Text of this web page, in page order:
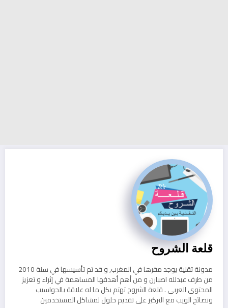
قلعة الشروح
مدونة تقنية يوجد مقرها في المغرب, و قد تم تأسيسها في سنة 2010
من طرف عبدلله اصبارن و من أهم أهدفها المساهمة في إثراء و تعزيز
المحتوى العربي . قلعة الشروح تهتم بكل ما له علاقة بالحواسيب
ونصائح الويب مع التركيز على تقديم حلول لمشاكل المستخدمين